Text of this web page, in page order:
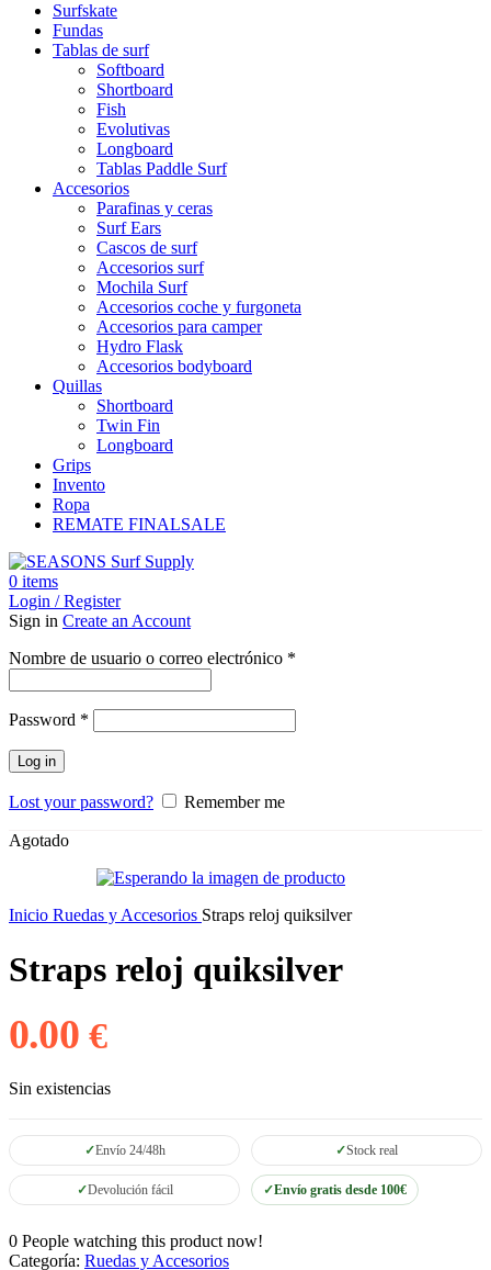
Surfskate
Fundas
Tablas de surf
Softboard
Shortboard
Fish
Evolutivas
Longboard
Tablas Paddle Surf
Accesorios
Parafinas y ceras
Surf Ears
Cascos de surf
Accesorios surf
Mochila Surf
Accesorios coche y furgoneta
Accesorios para camper
Hydro Flask
Accesorios bodyboard
Quillas
Shortboard
Twin Fin
Longboard
Grips
Invento
Ropa
REMATE FINALSALE
0 items
Login / Register
Sign in Create an Account
Nombre de usuario o correo electrónico *
Password *
Log in
Lost your password? Remember me
Agotado
Inicio Ruedas y Accesorios Straps reloj quiksilver
Straps reloj quiksilver
0.00 €
Sin existencias
Envío 24/48h Stock real
Devolución fácil Envío gratis desde 100€
0 People watching this product now!
Categoría: Ruedas y Accesorios